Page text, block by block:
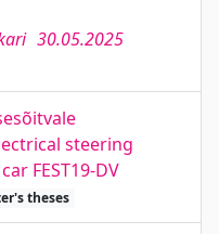
30.05.2025
steering
FEST19-DV
theses